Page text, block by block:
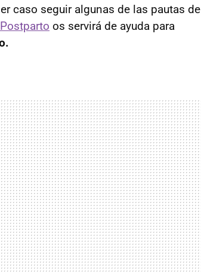
caso seguir algunas de las pautas de
os servirá de ayuda para